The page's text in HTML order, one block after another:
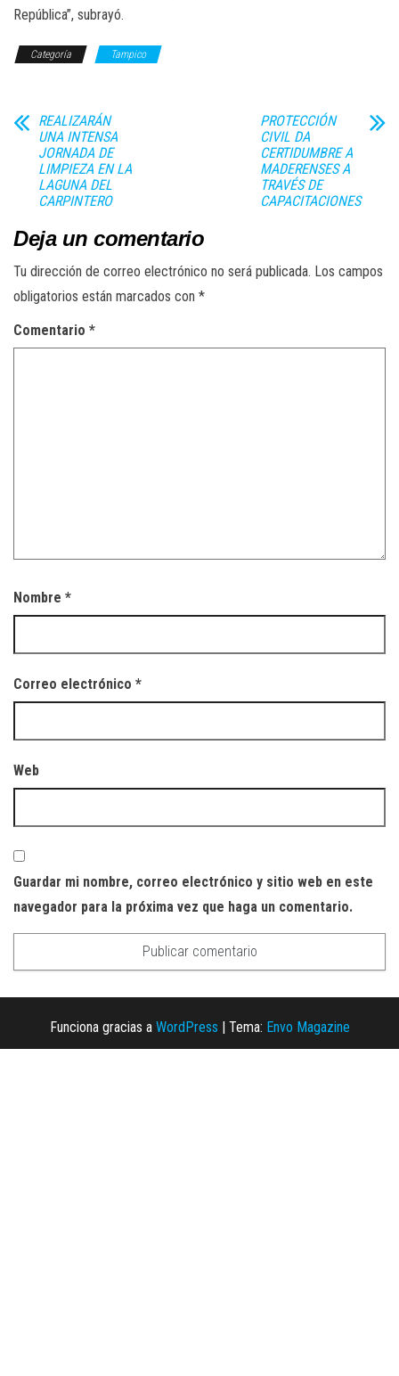
República”, subrayó.
Categoría Tampico
REALIZARÁN
UNA INTENSA
JORNADA DE
LIMPIEZA EN LA
LAGUNA DEL
CARPINTERO
PROTECCIÓN
CIVIL DA
CERTIDUMBRE A
MADERENSES A
TRAVÉS DE
CAPACITACIONES
Deja un comentario
Tu dirección de correo electrónico no será publicada. Los campos
obligatorios están marcados con *
Comentario *
Nombre *
Correo electrónico *
Web
Guardar mi nombre, correo electrónico y sitio web en este
navegador para la próxima vez que haga un comentario.
Funciona gracias a WordPress Tema: Envo Magazine